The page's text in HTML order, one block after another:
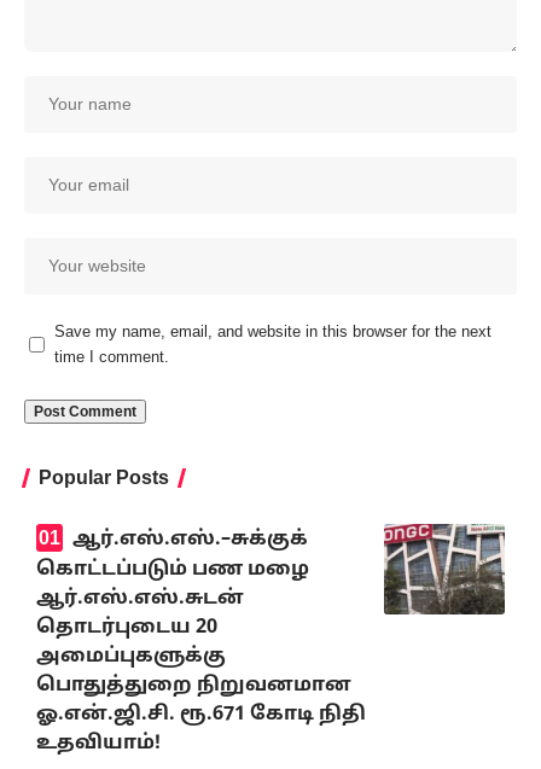
Save my name, email, and website in this browser for the next
time I comment.
Popular Posts
ஆர்.எஸ்.எஸ்.–சுக்குக்
கொட்டப்படும் பண மழை
ஆர்.எஸ்.எஸ்.சுடன்
தொடர்புடைய 20
அமைப்புகளுக்கு
பொதுத்துறை நிறுவனமான
ஓ.என்.ஜி.சி. ரூ.671 கோடி நிதி
உதவியாம்!